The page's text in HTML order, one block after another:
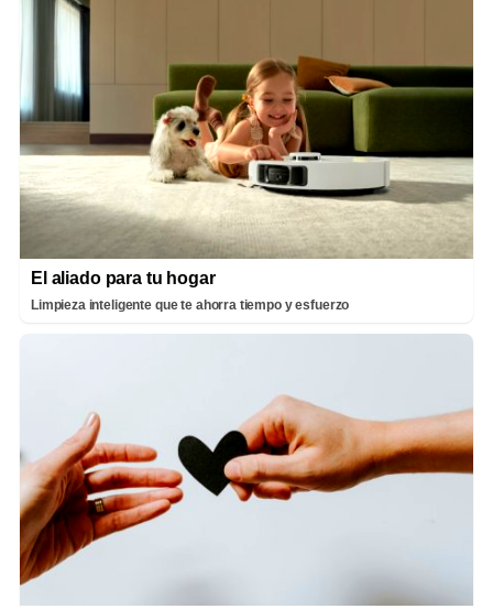
El aliado para tu hogar
Limpieza inteligente que te ahorra tiempo y esfuerzo